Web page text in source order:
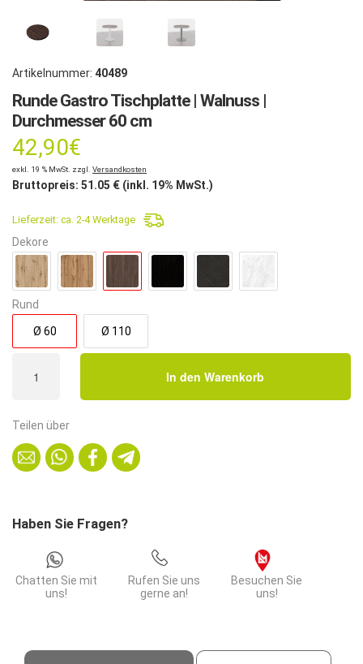
Artikelnummer: 40489
Runde Gastro Tischplatte | Walnuss |
Durchmesser 60 cm
42,90€
exkl. 19 % MwSt. zzgl. Versandkosten
Bruttopreis: 51.05 € (inkl. 19% MwSt.)
Lieferzeit: ca. 2-4 Werktage
Dekore
Rund
Ø 60 Ø 110
Gastro
|
|
Durchmesser
Menge
In den Warenkorb
Teilen über
Haben Sie Fragen?
Chatten Sie mit
uns!
Rufen Sie uns
gerne an!
Besuchen Sie
uns!